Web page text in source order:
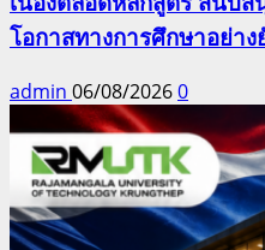
โอกาสทางการศึกษาอย่าง
admin 06/08/20260